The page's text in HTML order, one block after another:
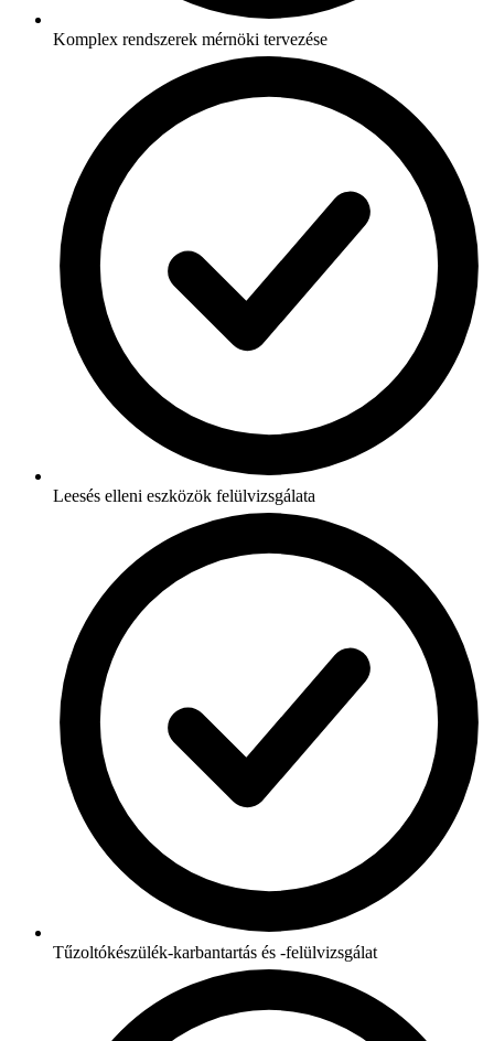
Komplex rendszerek mérnöki tervezése
Leesés elleni eszközök felülvizsgálata
Tűzoltókészülék-karbantartás és -felülvizsgálat